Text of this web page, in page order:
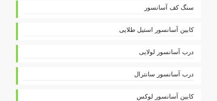
سنگ کف آسانسور
کابین آسانسور استیل طلایی
درب آسانسور لولایی
درب آسانسور سانترال
کابین آسانسور لوکس